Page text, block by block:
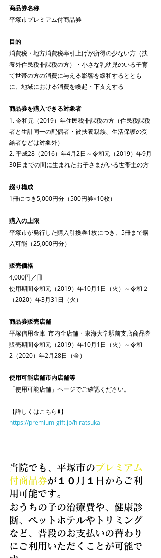
商品券名称
平塚市プレミアム付商品券
目的
消費税・地方消費税率引上げが所得の少ない方（扶
養外住民税非課税の方）・小さな乳幼児のいる子育
て世帯の方の消費に与える影響を緩和するととも
に、地域における消費を喚起・下支えする
商品券を購入できる対象者
1. 令和元（2019）年住民税非課税の方（住民税課税
者と生計同一の配偶者・被扶養親族、生活保護の受
給者などは対象外）
2. 平成28（2016）年4月2日～令和元（2019）年9月
30日までの間に生まれたお子さまがいる世帯主の方
綴り構成
1冊につき5,000円分（500円券×10枚）
購入の上限
平塚市が発行した購入引換券1枚につき、5冊まで購
入可能（25,000円分）
販売価格
4,000円／冊
使用期間令和元（2019）年10月1日（火）～令和２
（2020）年3月31日（火）
商品券販売店舗
平塚信用金庫  市内全店舗・東海大学駅前支店商品券
販売期間令和元（2019）年10月1日（火）～令和
2（2020）年2月28日（金）
使用可能店舗市内店舗等
「使用可能店舗」ページでご確認ください。
【詳しくはこちら⬇️】
https://premium-gift.jp/hiratsuka
当院でも、平塚市のプレミアム
付商品券が１０月１日からご利
用可能です。
おうちの子の治療費や、健康診
断、ペットホテルやトリミング
など、普段のお支払いの替わり
にご利用いただくことが可能で